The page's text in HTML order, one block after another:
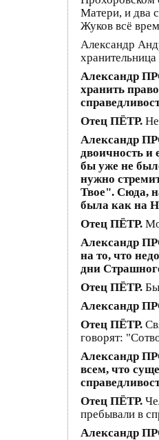
Матери, и два
Жуков всё
Александр
Александр
хранить
Отец ПЁТР.
Александр
двоичность и
бы уже не
нужно
Твое". Сюда,
была как на
Отец ПЁТР.
Александр
на то, что
дни
Отец ПЁТР.
Александр
Отец ПЁТР.
говорят:
Александр
всем, что
Отец ПЁТР.
пребывали в
Александр